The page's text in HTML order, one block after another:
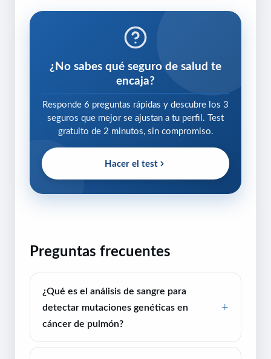
¿No sabes qué seguro de salud te
encaja?
Responde 6 preguntas rápidas y descubre los 3
seguros que mejor se ajustan a tu perfil. Test
gratuito de 2 minutos, sin compromiso.
Hacer el test
Preguntas frecuentes
¿Qué es el análisis de sangre para
detectar mutaciones genéticas en
cáncer de pulmón?